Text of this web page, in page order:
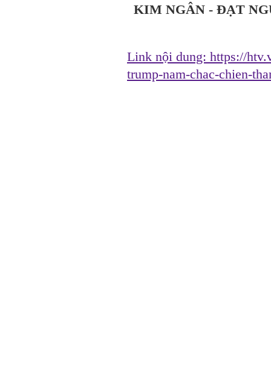
KIM NGÂN - ĐẠT
Link nội dung: https://
trump-nam-chac-chien-